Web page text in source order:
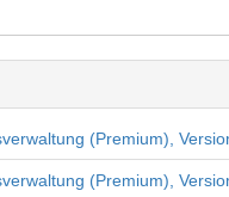
(Premium),
(Premium),